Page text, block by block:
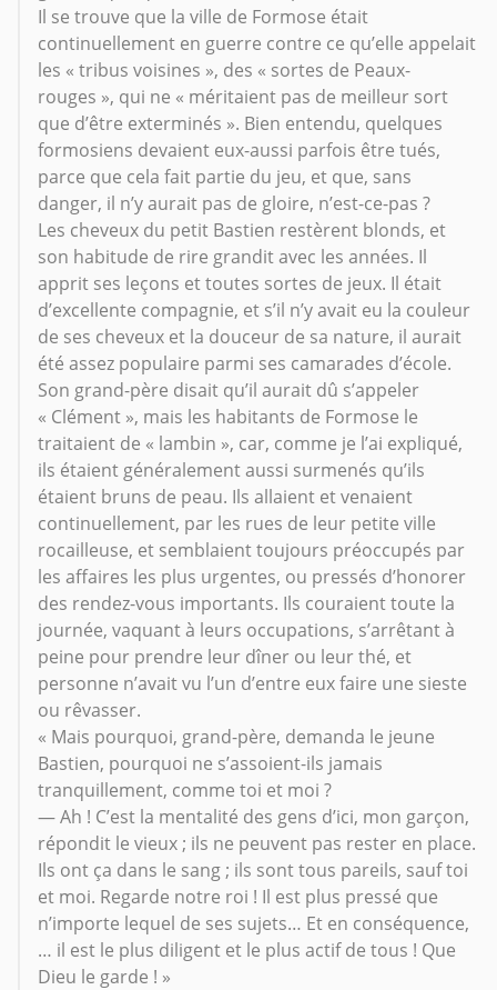
Il se trouve que la ville de Formose était
continuellement en guerre contre ce qu’elle appelait
les « tribus voisines », des « sortes de Peaux-
rouges », qui ne « méritaient pas de meilleur sort
que d’être exterminés ». Bien entendu, quelques
formosiens devaient eux-aussi parfois être tués,
parce que cela fait partie du jeu, et que, sans
danger, il n’y aurait pas de gloire, n’est-ce-pas ?
Les cheveux du petit Bastien restèrent blonds, et
son habitude de rire grandit avec les années. Il
apprit ses leçons et toutes sortes de jeux. Il était
d’excellente compagnie, et s’il n’y avait eu la couleur
de ses cheveux et la douceur de sa nature, il aurait
été assez populaire parmi ses camarades d’école.
Son grand-père disait qu’il aurait dû s’appeler
« Clément », mais les habitants de Formose le
traitaient de « lambin », car, comme je l’ai expliqué,
ils étaient généralement aussi surmenés qu’ils
étaient bruns de peau. Ils allaient et venaient
continuellement, par les rues de leur petite ville
rocailleuse, et semblaient toujours préoccupés par
les affaires les plus urgentes, ou pressés d’honorer
des rendez-vous importants. Ils couraient toute la
journée, vaquant à leurs occupations, s’arrêtant à
peine pour prendre leur dîner ou leur thé, et
personne n’avait vu l’un d’entre eux faire une sieste
ou rêvasser.
« Mais pourquoi, grand-père, demanda le jeune
Bastien, pourquoi ne s’assoient-ils jamais
tranquillement, comme toi et moi ?
— Ah ! C’est la mentalité des gens d’ici, mon garçon,
répondit le vieux ; ils ne peuvent pas rester en place.
Ils ont ça dans le sang ; ils sont tous pareils, sauf toi
et moi. Regarde notre roi ! Il est plus pressé que
n’importe lequel de ses sujets… Et en conséquence,
… il est le plus diligent et le plus actif de tous ! Que
Dieu le garde ! »